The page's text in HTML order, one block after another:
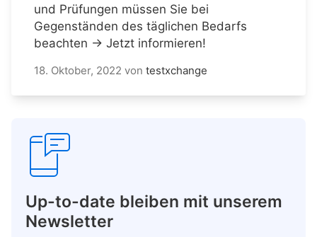
und Prüfungen müssen Sie bei
Gegenständen des täglichen Bedarfs
beachten → Jetzt informieren!
18. Oktober, 2022 von testxchange
Up-to-date bleiben mit unserem
Newsletter